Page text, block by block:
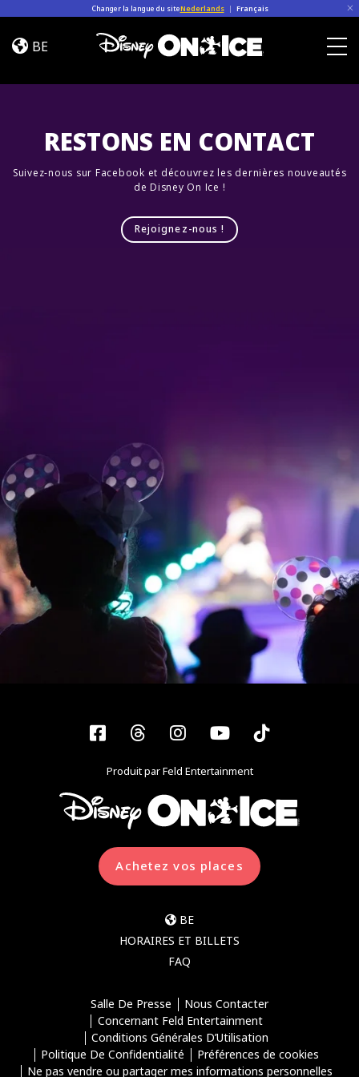
Changer la langue du siteNederlands | Français
Road
Trip
BE
RESTONS EN CONTACT
Suivez-nous sur Facebook et découvrez les dernières nouveautés
de Disney On Ice !
Rejoignez-nous !
Facebook
ThreadsInstagram
YouTubeTiktok
Produit par Feld Entertainment
Achetez vos places
BE
HORAIRES ET BILLETS
FAQ
Salle De Presse
Nous Contacter
Concernant Feld Entertainment
Conditions Générales D’Utilisation
Politique De Confidentialité
Préférences de cookies
Ne pas vendre ou partager mes informations personnelles